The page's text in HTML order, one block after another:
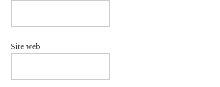
Site web